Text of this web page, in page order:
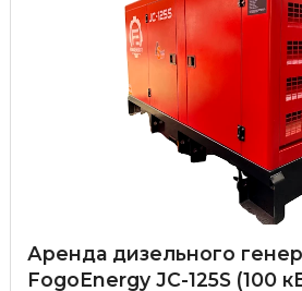
Аренда дизельного
FogoEnergy JC-125S (100